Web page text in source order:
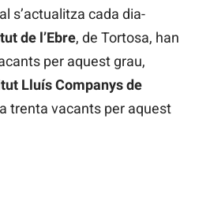
s’actualitza cada dia-
de l’Ebre, de Tortosa, han
per aquest grau,
Lluís Companys de
trenta vacants per aquest